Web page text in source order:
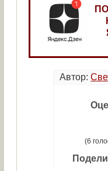
Автор:
(6